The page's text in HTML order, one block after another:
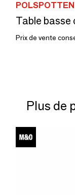
POLSPOTTEN
Table basse
Prix de vente
Plus de